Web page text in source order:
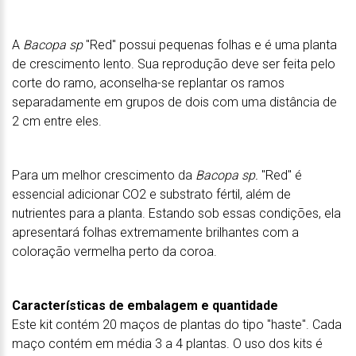
A Bacopa sp"Red" possui pequenas folhas e é uma planta
de crescimento lento. Sua reprodução deve ser feita pelo
corte do ramo, aconselha-se replantar os ramos
separadamente em grupos de dois com uma distância de
2 cm entre eles.
Para um melhor crescimento da Bacopa sp. "Red" é
essencial adicionar CO2 e substrato fértil, além de
nutrientes para a planta. Estando sob essas condições, ela
apresentará folhas extremamente brilhantes com a
coloração vermelha perto da coroa.
Características de embalagem e quantidade
Este kit contém 20 maços de plantas do tipo "haste". Cada
maço contém em média 3 a 4 plantas. O uso dos kits é